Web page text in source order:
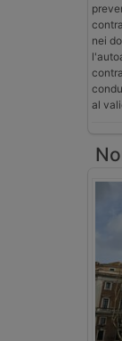
nei
al